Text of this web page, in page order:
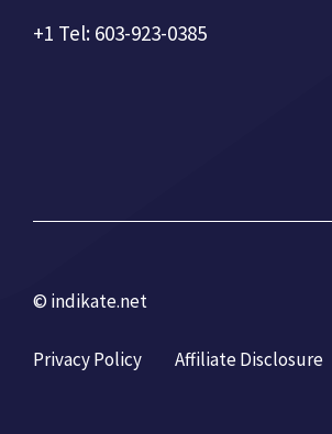
+1 Tel: 603-923-0385
© indikate.net
Privacy Policy Affiliate Disclosure